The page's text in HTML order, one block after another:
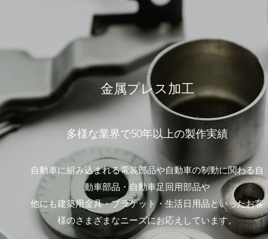
金属プレス加工
多様な業界で50年以上の製作実績​
自動車に組み込まれる電装部品や自動車の制動に関わる自
動車部品・自動車足回用部品や
他にも建築用金具・ブラケット・生活日用品といったお客
様のさまざまなニーズにお応えしています。